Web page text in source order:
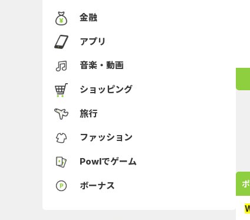
金融
アプリ
音楽・動画
ショッピング
旅行
ファッション
Powlでゲーム
ボーナス